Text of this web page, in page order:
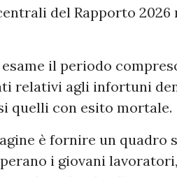
del Rapporto
il periodo
relativi agli infortuni
quelli con esito mortale.
è fornire un quadro
i giovani